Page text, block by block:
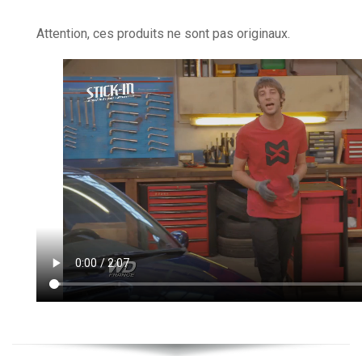
Attention, ces produits ne sont pas originaux.